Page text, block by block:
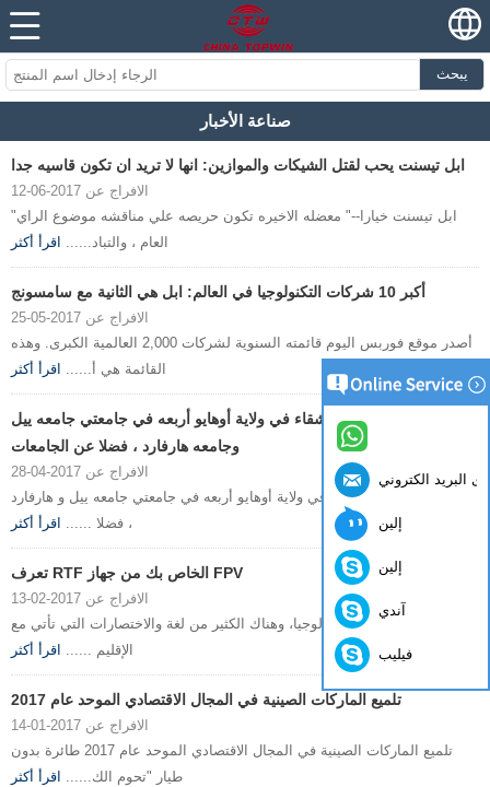
يبحث
صناعة الأخبار
ابل تيسنت يحب لقتل الشيكات والموازين: انها لا تريد ان تكون قاسيه جدا
الافراج عن 2017-06-12
"ابل تيسنت خيارا--" معضله الاخيره تكون حريصه علي مناقشه موضوع الراي
العام ، والتباد...... اقرأ أكثر
أكبر 10 شركات التكنولوجيا في العالم: ابل هي الثانية مع سامسونج
الافراج عن 2017-05-25
أصدر موقع فوربس اليوم قائمته السنوية لشركات 2,000 العالمية الكبرى. وهذه
القائمة هي أ...... اقرأ أكثر
وقد تم قبول جميع الاشقاء في ولاية أوهايو أربعه في جامعتي جامعه ييل
وجامعه هارفارد ، فضلا عن الجامعات
الافراج عن 2017-04-28
وقد تم قبول جميع الاخوه في ولاية أوهايو أربعه في جامعتي جامعه ييل و هارفارد
، فضلا ...... اقرأ أكثر
تعرف RTF الخاص بك من جهاز FPV
الافراج عن 2017-02-13
مثل أي هواية أو التكنولوجيا، وهناك الكثير من لغة والاختصارات التي تأتي مع
الإقليم ...... اقرأ أكثر
تلميع الماركات الصينية في المجال الاقتصادي الموحد عام 2017
الافراج عن 2017-01-14
تلميع الماركات الصينية في المجال الاقتصادي الموحد عام 2017 طائرة بدون
طيار "تحوم الك...... اقرأ أكثر
البريد الكتروني
إلين
إلين
آندي
فيليب